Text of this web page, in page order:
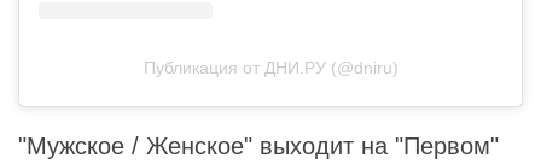
Публикация от ДНИ.РУ (@dniru)
"Мужское / Женское" выходит на "Первом"